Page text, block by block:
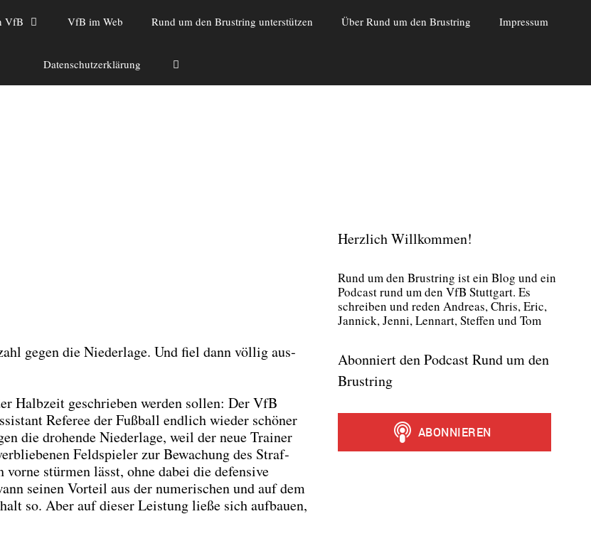
VfB VfB im Web Rund um den Brustring unterstützen Über Rund um den Brustring Impressum
Datenschutzerklärung
gegen die Nie­der­la­ge. Und fiel dann völ­lig aus­
Halb­zeit geschrie­ben wer­den sol­len: Der VfB
Refe­ree der Fuß­ball end­lich wie­der schö­ner
die dro­hen­de Nie­der­la­ge, weil der neue Trai­ner
Feld­spie­ler zur Bewa­chung des Straf­
stür­men lässt, ohne dabei die defen­si­ve
sei­nen Vor­teil aus der nume­ri­schen und auf dem
so. Aber auf die­ser Leis­tung lie­ße sich auf­bau­en,
Herzlich Willkommen!
Rund um den Brust­ring ist ein Blog und ein
Pod­cast rund um den VfB Stutt­gart. Es
schrei­ben und reden Andre­as, Chris, Eric,
Jan­nick, Jen­ni, Lenn­art, Stef­fen und Tom
Abonniert den Podcast Rund um den
Brustring